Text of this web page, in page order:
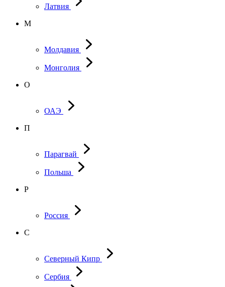
Латвия
М
Молдавия
Монголия
О
ОАЭ
П
Парагвай
Польша
Р
Россия
С
Северный Кипр
Сербия